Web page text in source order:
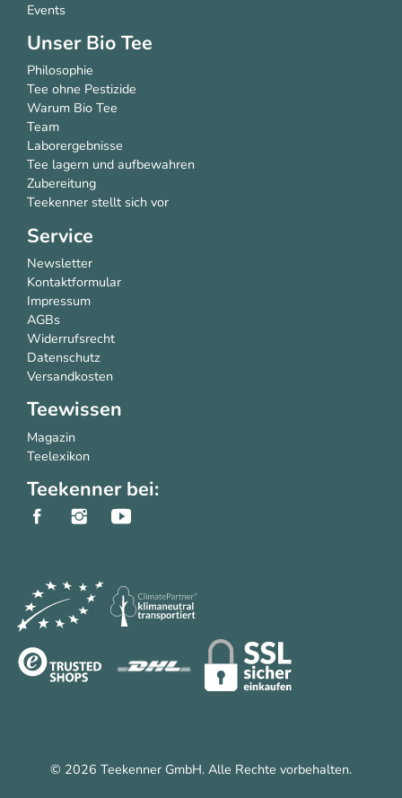
Events
Unser Bio Tee
Philosophie
Tee ohne Pestizide
Warum Bio Tee
Team
Laborergebnisse
Tee lagern und aufbewahren
Zubereitung
Teekenner stellt sich vor
Service
Newsletter
Kontaktformular
Impressum
AGBs
Widerrufsrecht
Datenschutz
Versandkosten
Teewissen
Magazin
Teelexikon
Teekenner bei:
© 2026 Teekenner GmbH. Alle Rechte vorbehalten.